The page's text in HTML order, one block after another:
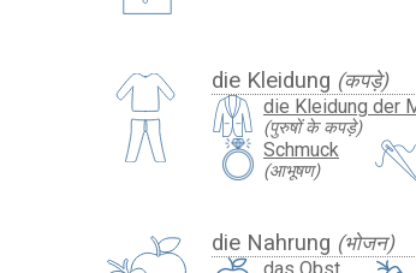
die Kleidung (कपड़े)
die Kleidung der
(पुरुषों के कपड़े)
Schmuck
(आभूषण)
die Nahrung (भोजन)